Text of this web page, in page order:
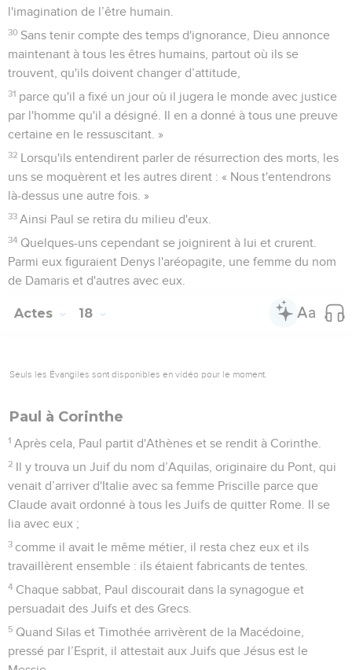
l'imagination de l’être humain.
30 Sans tenir compte des temps d'ignorance, Dieu annonce
maintenant à tous les êtres humains, partout où ils se
trouvent, qu'ils doivent changer d’attitude,
31 parce qu'il a fixé un jour où il jugera le monde avec justice
par l'homme qu'il a désigné. Il en a donné à tous une preuve
certaine en le ressuscitant. »
32 Lorsqu'ils entendirent parler de résurrection des morts, les
uns se moquèrent et les autres dirent : « Nous t'entendrons
là-dessus une autre fois. »
33 Ainsi Paul se retira du milieu d'eux.
34 Quelques-uns cependant se joignirent à lui et crurent.
Parmi eux figuraient Denys l'aréopagite, une femme du nom
de Damaris et d'autres avec eux.
Actes 18
Seuls les Évangiles sont disponibles en vidéo pour le moment.
Paul à Corinthe
1 Après cela, Paul partit d'Athènes et se rendit à Corinthe.
2 Il y trouva un Juif du nom d’Aquilas, originaire du Pont, qui
venait d’arriver d'Italie avec sa femme Priscille parce que
Claude avait ordonné à tous les Juifs de quitter Rome. Il se
lia avec eux ;
3 comme il avait le même métier, il resta chez eux et ils
travaillèrent ensemble : ils étaient fabricants de tentes.
4 Chaque sabbat, Paul discourait dans la synagogue et
persuadait des Juifs et des Grecs.
5 Quand Silas et Timothée arrivèrent de la Macédoine,
pressé par l’Esprit, il attestait aux Juifs que Jésus est le